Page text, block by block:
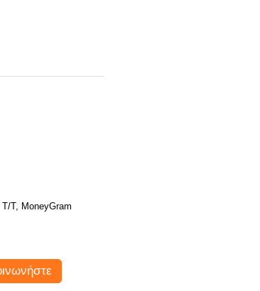
T, MoneyGram